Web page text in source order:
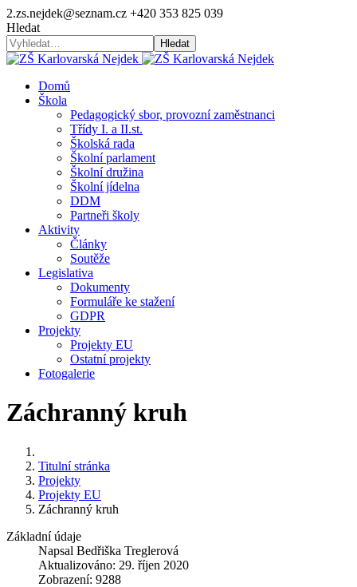
2.zs.nejdek@seznam.cz +420 353 825 039
Hledat
Hledat
Domů
Škola
Pedagogický sbor, provozní zaměstnanci
Třídy I. a II.st.
Školská rada
Školní parlament
Školní družina
Školní jídelna
DDM
Partneři školy
Aktivity
Články
Soutěže
Legislativa
Dokumenty
Formuláře ke stažení
GDPR
Projekty
Projekty EU
Ostatní projekty
Fotogalerie
Záchranný kruh
Titulní stránka
Projekty
Projekty EU
Záchranný kruh
Základní údaje
Napsal Bedřiška Treglerová
Aktualizováno: 29. říjen 2020
Zobrazení: 9288